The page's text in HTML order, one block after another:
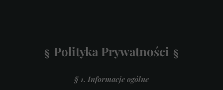
§ Polityka Prywatności §
§ 1. Informacje ogólne